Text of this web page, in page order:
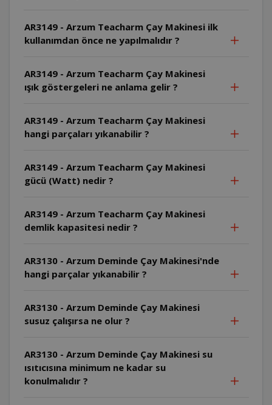
AR3149 - Arzum Teacharm Çay Makinesi ilk
kullanımdan önce ne yapılmalıdır ?
AR3149 - Arzum Teacharm Çay Makinesi
ışık göstergeleri ne anlama gelir ?
AR3149 - Arzum Teacharm Çay Makinesi
hangi parçaları yıkanabilir ?
AR3149 - Arzum Teacharm Çay Makinesi
gücü (Watt) nedir ?
AR3149 - Arzum Teacharm Çay Makinesi
demlik kapasitesi nedir ?
AR3130 - Arzum Deminde Çay Makinesi'nde
hangi parçalar yıkanabilir ?
AR3130 - Arzum Deminde Çay Makinesi
susuz çalışırsa ne olur ?
AR3130 - Arzum Deminde Çay Makinesi su
ısıtıcısına minimum ne kadar su
konulmalıdır ?